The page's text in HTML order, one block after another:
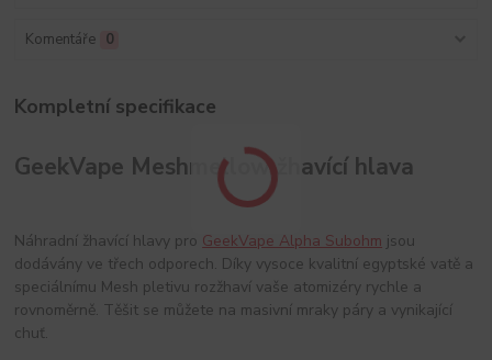
Komentáře 0
Kompletní specifikace
GeekVape Meshmellow žhavící hlava
Náhradní žhavící hlavy pro GeekVape Alpha Subohm jsou
dodávány ve třech odporech. Díky vysoce kvalitní egyptské vatě a
speciálnímu Mesh pletivu rozžhaví vaše atomizéry rychle a
rovnoměrně. Těšit se můžete na masivní mraky páry a vynikající
chuť.